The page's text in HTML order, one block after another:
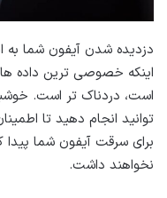
دزدیده شدن آیفون شما به
اینکه خصوصی ترین داده
است، دردناک تر است.
توانید انجام دهید تا
برای سرقت آیفون شما پیدا
نخواهند داشت.